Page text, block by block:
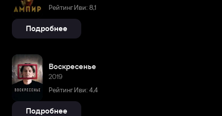
Рейтинг Иви: 8,1
Подробнее
Воскресенье
2019
Рейтинг Иви: 4,4
Подробнее